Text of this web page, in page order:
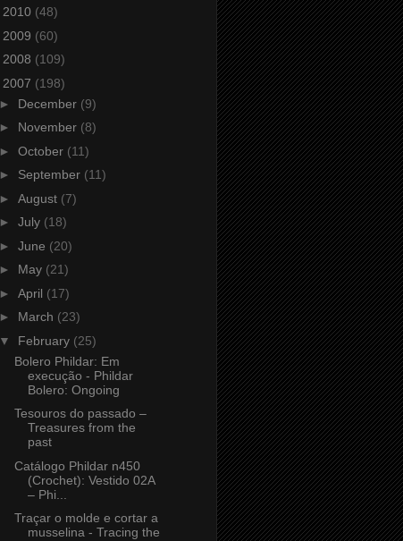
2010 (48)
2009 (60)
2008 (109)
2007 (198)
► December (9)
► November (8)
► October (11)
► September (11)
► August (7)
► July (18)
► June (20)
► May (21)
► April (17)
► March (23)
▼ February (25)
Bolero Phildar: Em
execução - Phildar
Bolero: Ongoing
Tesouros do passado –
Treasures from the
past
Catálogo Phildar n450
(Crochet): Vestido 02A
– Phi...
Traçar o molde e cortar a
musselina - Tracing the